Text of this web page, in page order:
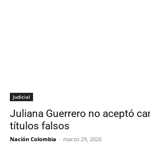
Judicial
Juliana Guerrero no aceptó
títulos falsos
Nación Colombia - marzo 29, 2026